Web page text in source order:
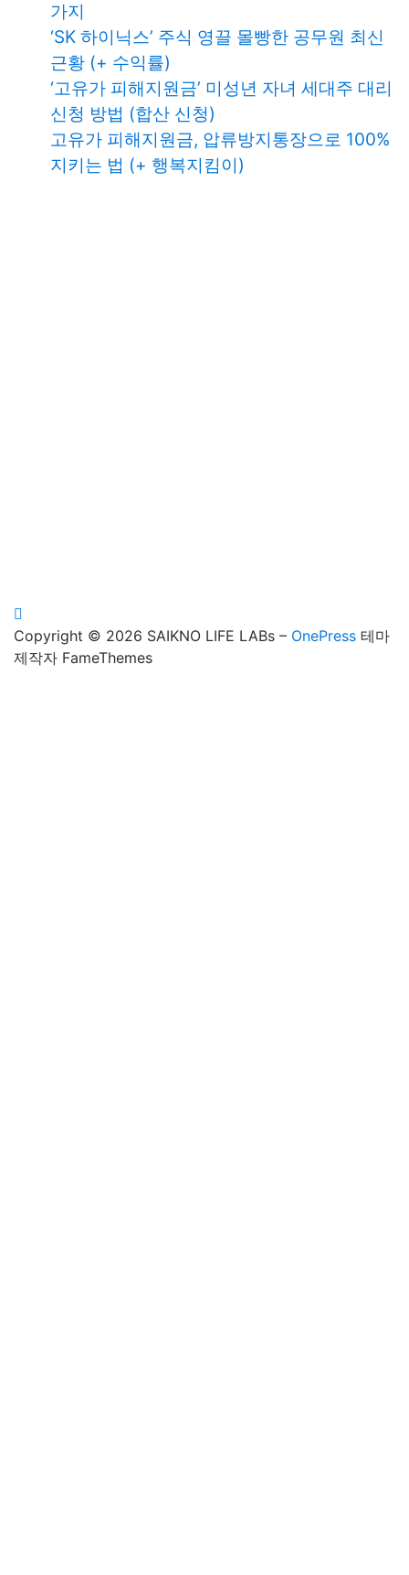
가지
‘SK 하이닉스’ 주식 영끌 몰빵한 공무원 최신
근황 (+ 수익률)
‘고유가 피해지원금’ 미성년 자녀 세대주 대리
신청 방법 (합산 신청)
고유가 피해지원금, 압류방지통장으로 100%
지키는 법 (+ 행복지킴이)
Copyright © 2026 SAIKNO LIFE LABs – OnePress 테마
제작자 FameThemes